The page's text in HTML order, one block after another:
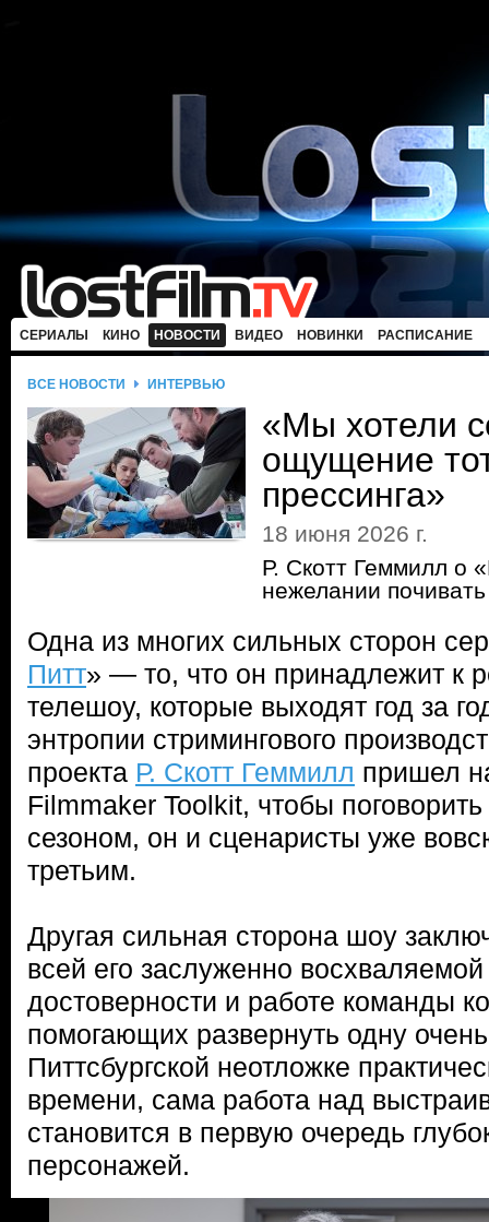
СЕРИАЛЫ КИНО НОВОСТИ ВИДЕО НОВИНКИ РАСПИСАНИЕ
ВСЕ НОВОСТИ ИНТЕРВЬЮ
«Мы хотели
ощущение
прессинга»
18 июня 2026 г.
Р. Скотт Геммилл о
нежелании
Одна из многих сильных сторон
Питт» — то, что он принадлежит к
телешоу, которые выходят год за
энтропии стримингового
проекта Р. Скотт Геммилл пришел
Filmmaker Toolkit, чтобы
сезоном, он и сценаристы уже
третьим.
Другая сильная сторона шоу
всей его заслуженно
достоверности и работе команды
помогающих развернуть одну
Питтсбургской неотложке
времени, сама работа над
становится в первую очередь
персонажей.